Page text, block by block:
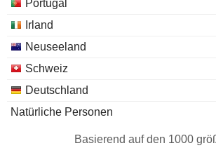
Portugal
Irland
Neuseeland
Schweiz
Deutschland
Natürliche Personen
LuxemburgBasierend auf den 1000